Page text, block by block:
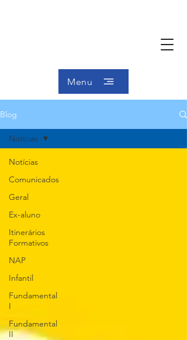
Menu
Blog
Notícias
Comunicados
Geral
Ex-aluno
Itinerários
Formativos
NAP
Infantil
Fundamental
I
Fundamental
II
Notícias